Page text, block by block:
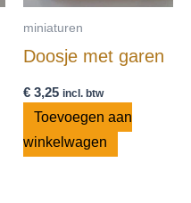
miniaturen
Doosje met garen
€3,25 incl. btw
Toevoegen aan
winkelwagen